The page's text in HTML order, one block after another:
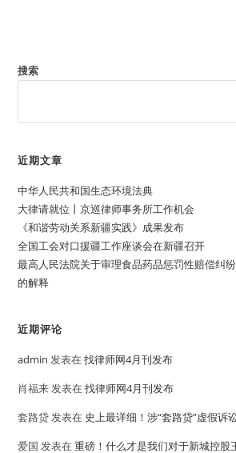
搜索
近期文章
中华人民共和国生态环境法典
大律请就位丨京巡律师事务所工作机会
《和谐劳动关系新疆实践》成果发布
全国工会对口援疆工作座谈会在新疆召开
最高人民法院关于审理食品药品惩罚性赔偿纠
的解释
近期评论
admin 发表在找律师网4月刊发布
肖福来发表在找律师网4月刊发布
套路贷发表在 史上最详细！涉“套路贷”虚假诉
爱国 发表在重磅！什么才是我们对于新城控股